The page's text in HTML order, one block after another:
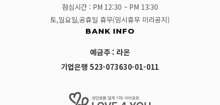
점심시간 : PM 12:30 ~ PM 13:30
토,일요일,공휴일 휴무(임시휴무 미리공지)
BANK INFO
예금주 : 라온
기업은행 523-073630-01-011